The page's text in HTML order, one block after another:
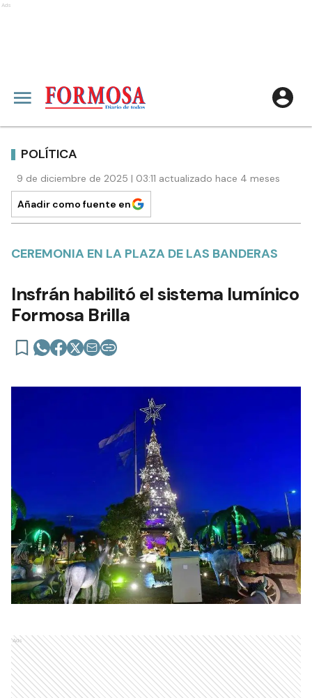
Ads
POLÍTICA
9 de diciembre de 2025 | 03:11 actualizado hace 4 meses
Añadir como fuente en
CEREMONIA EN LA PLAZA DE LAS BANDERAS
Insfrán habilitó el sistema lumínico
Formosa Brilla
Ads